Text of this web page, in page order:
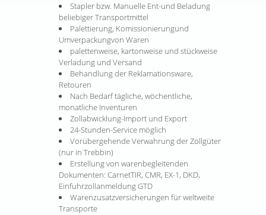
Stapler bzw. Manuelle Ent-und Beladung
beliebiger Transportmittel
Palettierung, Komissionierungund
Umverpackungvon Waren
palettenweise, kartonweise und stückweise
Verladung und Versand
Behandlung der Reklamationsware,
Retouren
Nach Bedarf tägliche, wöchentliche,
monatliche Inventuren
Zollabwicklung-Import und Export
24-Stunden-Service möglich
Vorübergehende Verwahrung der Zollgüter
(nur in Trebbin)
Erstellung von warenbegleitenden
Dokumenten: CarnetTIR, CMR, EX-1, DKD,
Einfuhrzollanmeldung GTD
Warenzusatzversicherungen für weltweite
Transporte